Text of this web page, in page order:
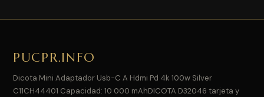
PUCPR.INFO
Dicota Mini Adaptador Usb-C A Hdmi Pd 4k 100w Silver
C11CH44401 Capacidad: 10 000 mAhDICOTA D32046 tarjeta y